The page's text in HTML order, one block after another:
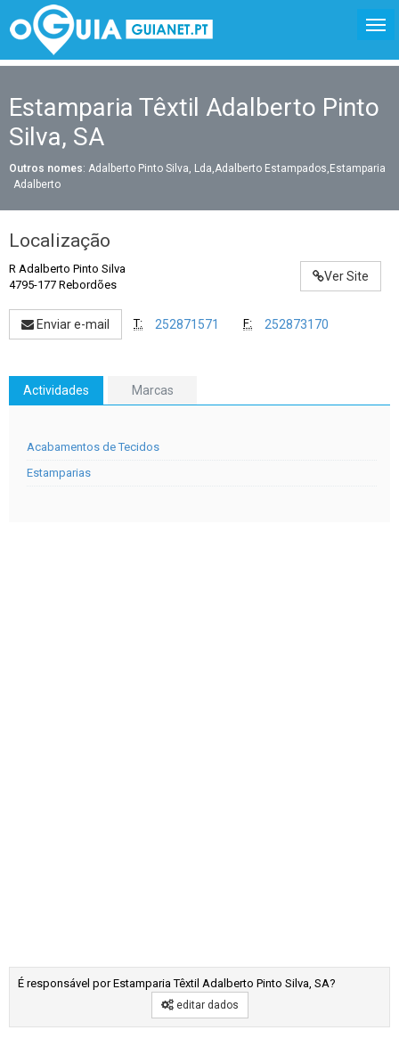
Estamparia Têxtil Adalberto Pinto
Silva, SA
Outros nomes: Adalberto Pinto Silva, Lda,Adalberto Estampados,Estamparia
Adalberto
Localização
Ver Site
R Adalberto Pinto Silva
4795-177 Rebordões
Enviar e-mail T: 252871571 F: 252873170
Actividades Marcas
Acabamentos de Tecidos
Estamparias
É responsável por Estamparia Têxtil Adalberto Pinto Silva, SA?
editar dados